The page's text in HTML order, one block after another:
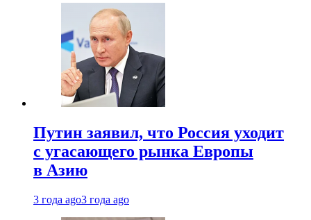
Путин заявил, что Россия уходит
с угасающего рынка Европы
в Азию
3 года ago3 года ago